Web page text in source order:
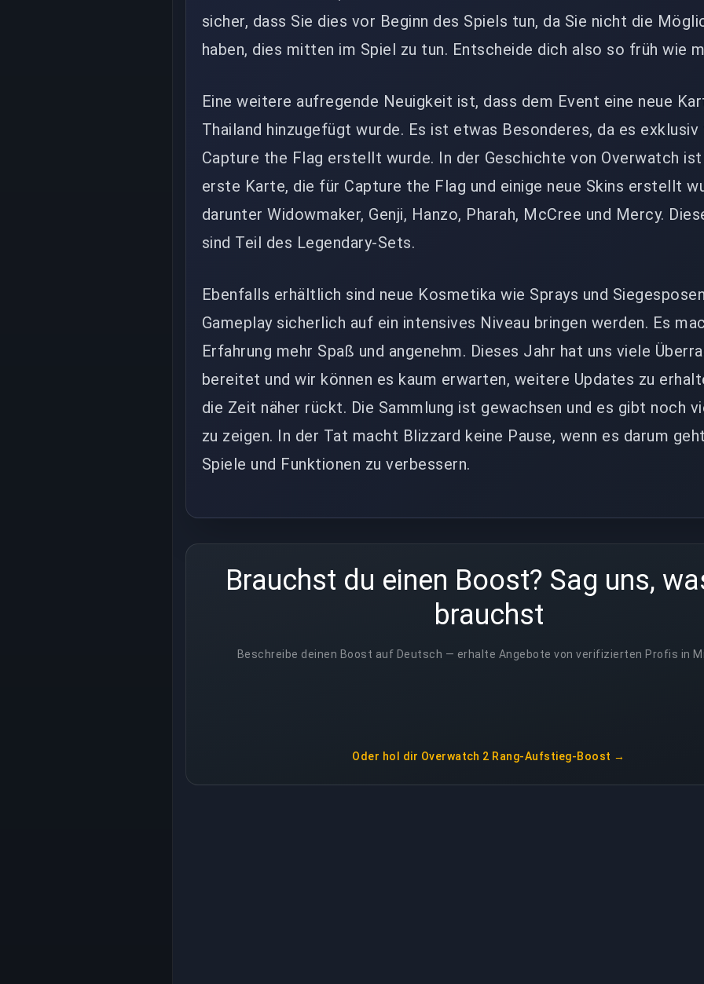
sicher, dass Sie dies vor Beginn des Spiels tun, da Sie nicht die
haben, dies mitten im Spiel zu tun. Entscheide dich also so früh wie
Eine weitere aufregende Neuigkeit ist, dass dem Event eine neue
Thailand hinzugefügt wurde. Es ist etwas Besonderes, da es exklusiv
Capture the Flag erstellt wurde. In der Geschichte von Overwatch
erste Karte, die für Capture the Flag und einige neue Skins erstellt
darunter Widowmaker, Genji, Hanzo, Pharah, McCree und Mercy.
sind Teil des Legendary-Sets.
Ebenfalls erhältlich sind neue Kosmetika wie Sprays und
Gameplay sicherlich auf ein intensives Niveau bringen werden. Es
Erfahrung mehr Spaß und angenehm. Dieses Jahr hat uns viele
bereitet und wir können es kaum erwarten, weitere Updates zu
die Zeit näher rückt. Die Sammlung ist gewachsen und es gibt noch
zu zeigen. In der Tat macht Blizzard keine Pause, wenn es darum
Spiele und Funktionen zu verbessern.
Brauchst du einen Boost? Sag uns,
brauchst
Beschreibe deinen Boost auf Deutsch — erhalte Angebote von verifizierten Profis in
Oder hol dir Overwatch 2 Rang-Aufstieg-Boost →